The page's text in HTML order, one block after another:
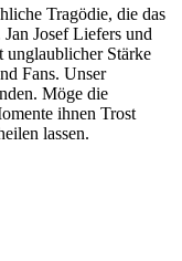
Tragödie, die das
Josef Liefers und
unglaublicher Stärke
Fans. Unser
Möge die
ihnen Trost
lassen.